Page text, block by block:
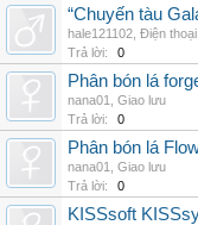
“Chuyến tàu
hale121102 Điện
Trả lời:
0
Phân bón lá
nana01
Giao lưu
Trả lời:
0
Phân bón lá
nana01
Giao lưu
Trả lời:
0
KISSsoft